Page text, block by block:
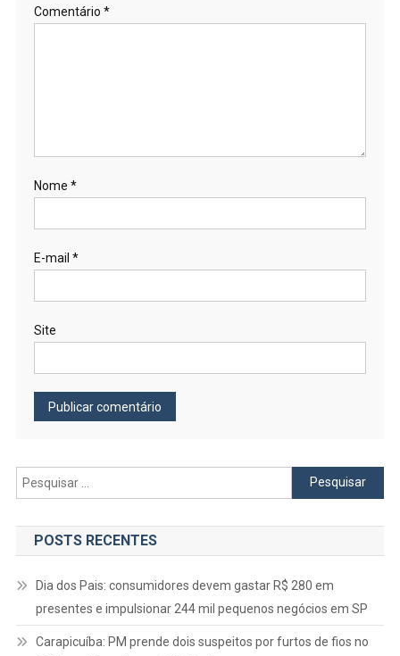
Comentário *
Nome *
E-mail *
Site
Pesquisar
por:
POSTS RECENTES
Dia dos Pais: consumidores devem gastar R$ 280 em
presentes e impulsionar 244 mil pequenos negócios em SP
Carapicuíba: PM prende dois suspeitos por furtos de fios no